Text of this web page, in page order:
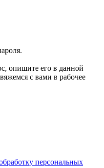
опишите его в данной
с вами в рабочее
персональных